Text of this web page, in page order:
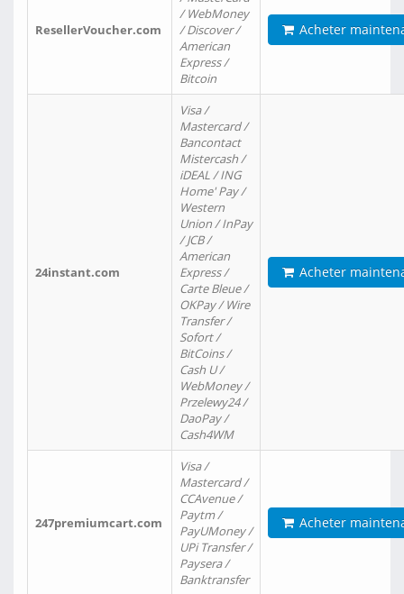
ResellerVoucher.com
/ WebMoney
/ Discover /
American
Express /
Bitcoin
Acheter
24instant.com
Visa /
Mastercard /
Bancontact
Mistercash /
iDEAL / ING
Home' Pay /
Western
Union / InPay
/ JCB /
American
Express /
Carte Bleue /
OKPay / Wire
Transfer /
Sofort /
BitCoins /
Cash U /
WebMoney /
Przelewy24 /
DaoPay /
Cash4WM
Acheter
247premiumcart.com
Visa /
Mastercard /
CCAvenue /
Paytm /
PayUMoney /
UPi Transfer /
Paysera /
Banktransfer
Acheter